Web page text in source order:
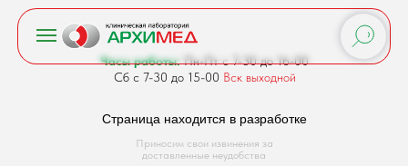
Часы работы:Пн-Пт с 7-30 до 16-00
Сб с 7-30 до 15-00 Вск выходной
Страница находится в разработке
Приносим свои извинения за
доставленные неудобства